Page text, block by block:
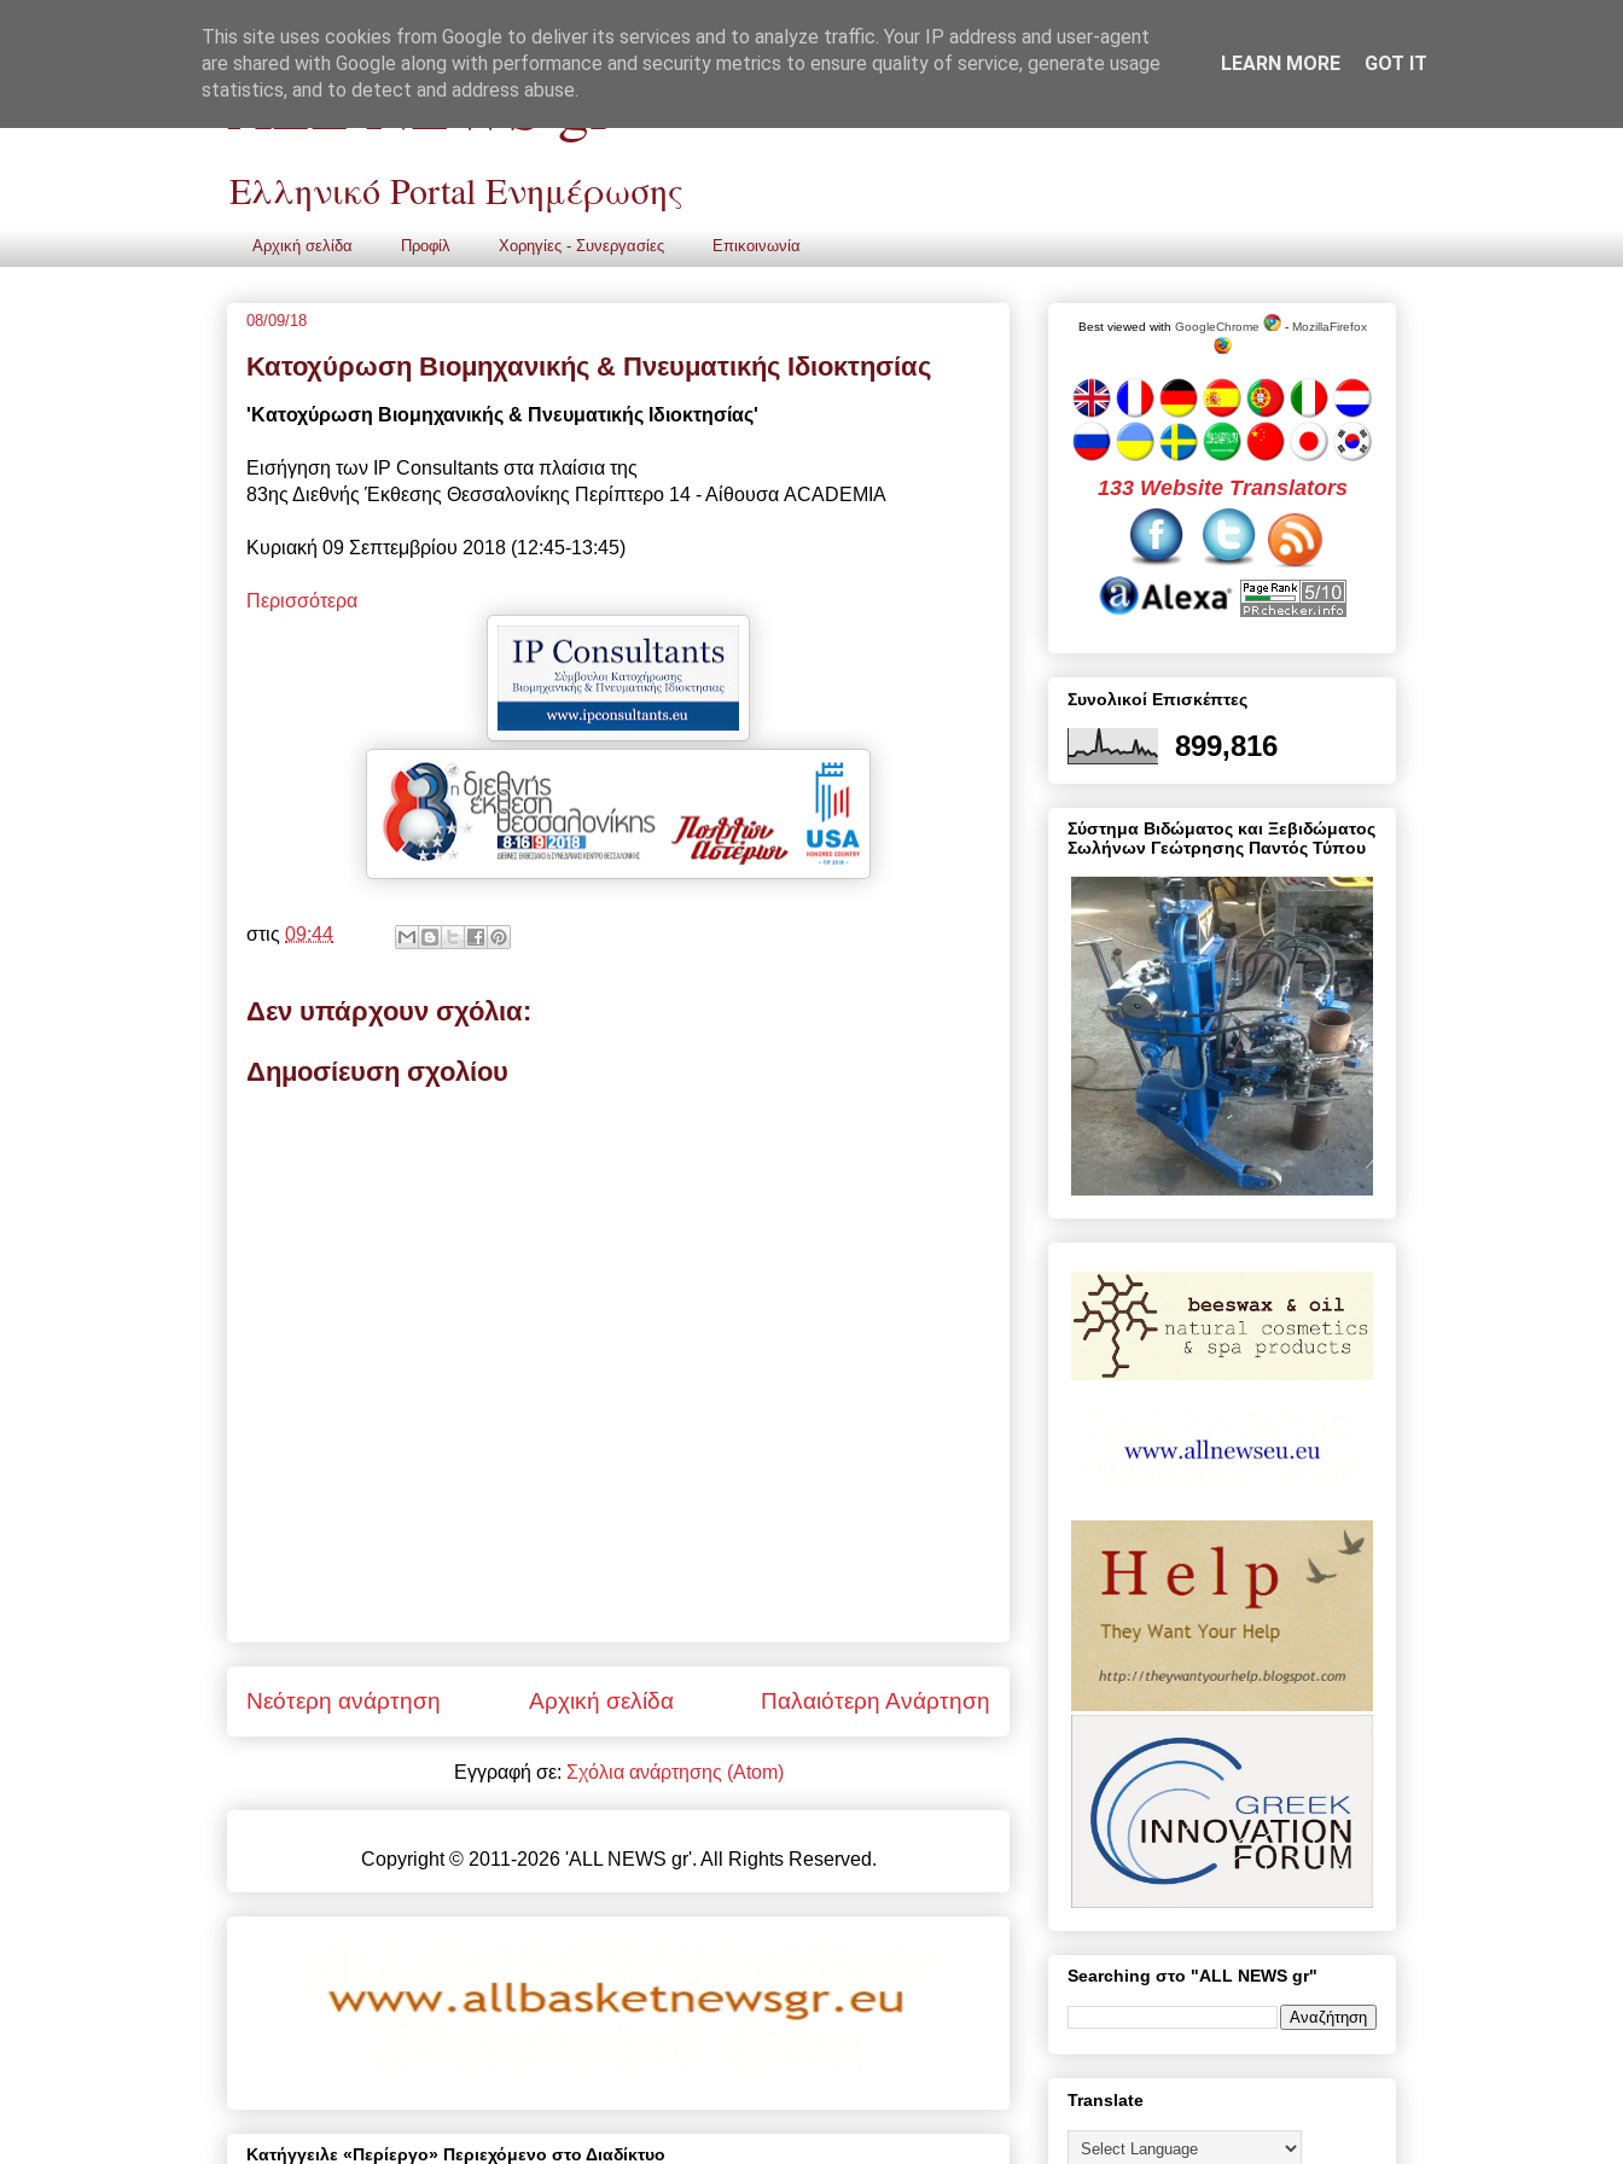
ALL NEWS gr
Ελληνικό Portal Ενημέρωσης
Αρχική σελίδα Προφίλ Χορηγίες - Συνεργασίες Επικοινωνία
08/09/18
Κατοχύρωση Βιομηχανικής & Πνευματικής Ιδιοκτησίας
'Κατοχύρωση Βιομηχανικής & Πνευματικής Ιδιοκτησίας'
Εισήγηση των IP Consultants στα πλαίσια της
83ης Διεθνής Έκθεσης Θεσσαλονίκης Περίπτερο 14 - Αίθουσα ACADEMIA
Κυριακή 09 Σεπτεμβρίου 2018 (12:45-13:45)
Περισσότερα
στις 09:44
Δεν υπάρχουν σχόλια:
Δημοσίευση σχολίου
Νεότερη ανάρτηση Παλαιότερη Ανάρτηση
Αρχική σελίδα
Εγγραφή σε: Σχόλια ανάρτησης (Atom)
Copyright © 2011-2026 'ALL NEWS gr'. All Rights Reserved.
Κατήγγειλε «Περίεργο» Περιεχόμενο στο Διαδίκτυο
Best viewed with GoogleChrome - MozillaFirefox
133 Website Translators
Συνολικοί Επισκέπτες
899,816
Σύστημα Βιδώματος και Ξεβιδώματος
Σωλήνων Γεώτρησης Παντός Τύπου
Searching στο "ALL NEWS gr"
Translate
This site uses cookies from Google to deliver its services and to analyze traffic. Your IP address and user-agent
are shared with Google along with performance and security metrics to ensure quality of service, generate usage
statistics, and to detect and address abuse.
LEARN MORE GOT IT